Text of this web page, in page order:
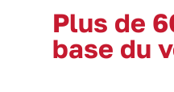
Plus de
base du